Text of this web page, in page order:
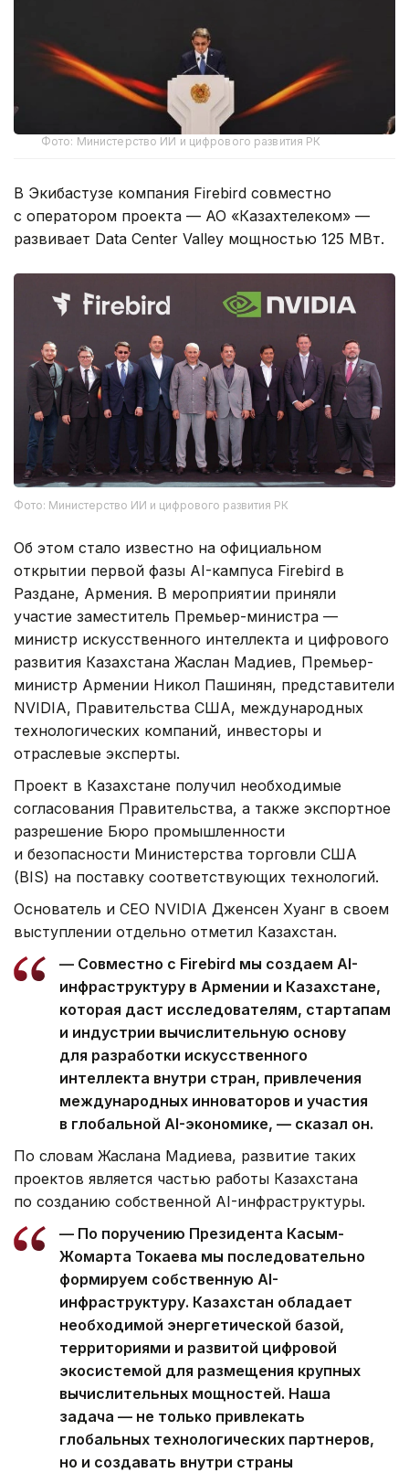
Фото: Министерство ИИ и цифрового развития РК
В Экибастузе компания Firebird совместно
с оператором проекта — АО «Казахтелеком» —
развивает Data Center Valley мощностью 125 МВт.
Фото: Министерство ИИ и цифрового развития РК
Об этом стало известно на официальном
открытии первой фазы AI-кампуса Firebird в
Раздане, Армения. В мероприятии приняли
участие заместитель Премьер-министра —
министр искусственного интеллекта и цифрового
развития Казахстана Жаслан Мадиев, Премьер-
министр Армении Никол Пашинян, представители
NVIDIA, Правительства США, международных
технологических компаний, инвесторы и
отраслевые эксперты.
Проект в Казахстане получил необходимые
согласования Правительства, а также экспортное
разрешение Бюро промышленности
и безопасности Министерства торговли США
(BIS) на поставку соответствующих технологий.
Основатель и CEO NVIDIA Дженсен Хуанг в своем
выступлении отдельно отметил Казахстан.
— Совместно с Firebird мы создаем AI-
инфраструктуру в Армении и Казахстане,
которая даст исследователям, стартапам
и индустрии вычислительную основу
для разработки искусственного
интеллекта внутри стран, привлечения
международных инноваторов и участия
в глобальной AI-экономике, — сказал он.
По словам Жаслана Мадиева, развитие таких
проектов является частью работы Казахстана
по созданию собственной AI-инфраструктуры.
— По поручению Президента Касым-
Жомарта Токаева мы последовательно
формируем собственную AI-
инфраструктуру. Казахстан обладает
необходимой энергетической базой,
территориями и развитой цифровой
экосистемой для размещения крупных
вычислительных мощностей. Наша
задача — не только привлекать
глобальных технологических партнеров,
но и создавать внутри страны